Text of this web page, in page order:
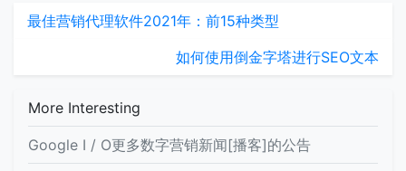
最佳营销代理软件2021年：前15种类型
如何使用倒金字塔进行SEO文本
More Interesting
Google I / O更多数字营销新闻[播客]的公告